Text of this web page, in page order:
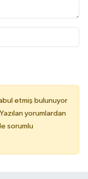
etmiş bulunuyor
yorumlardan
sorumlu